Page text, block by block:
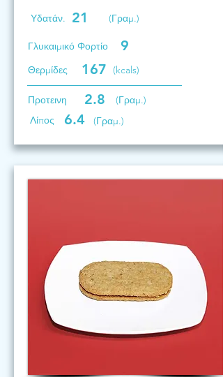
Υδατάν. 21 (Γραμ.)
Γλυκαιμικό Φορτίο 9
Θερμίδες 167 (kcals)
Προτεινη 2.8
(Γραμ.)
Λίπος
6.4 (Γραμ.)